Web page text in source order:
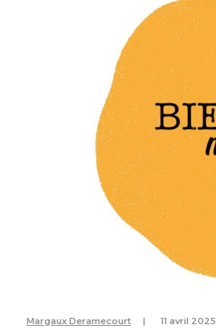
Margaux Deramecourt 11 avril 2025